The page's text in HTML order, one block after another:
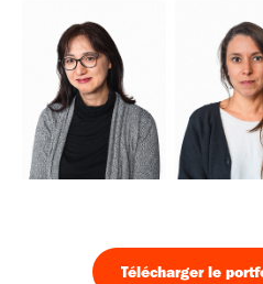
Télécharger le